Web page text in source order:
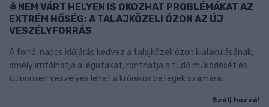
NEM VÁRT HELYEN IS OKOZHAT PROBLÉMÁKAT AZ
EXTRÉM HŐSÉG: A TALAJKÖZELI ÓZON AZ ÚJ
VESZÉLYFORRÁS
A forró, napos időjárás kedvez a talajközeli ózon kialakulásának,
amely irritálhatja a légutakat, ronthatja a tüdő működését és
különösen veszélyes lehet a krónikus betegek számára.
Szólj hozzá!